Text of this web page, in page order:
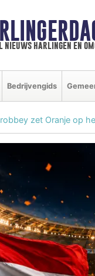
harlingen en
Bedrijvengids
zet Oranje op